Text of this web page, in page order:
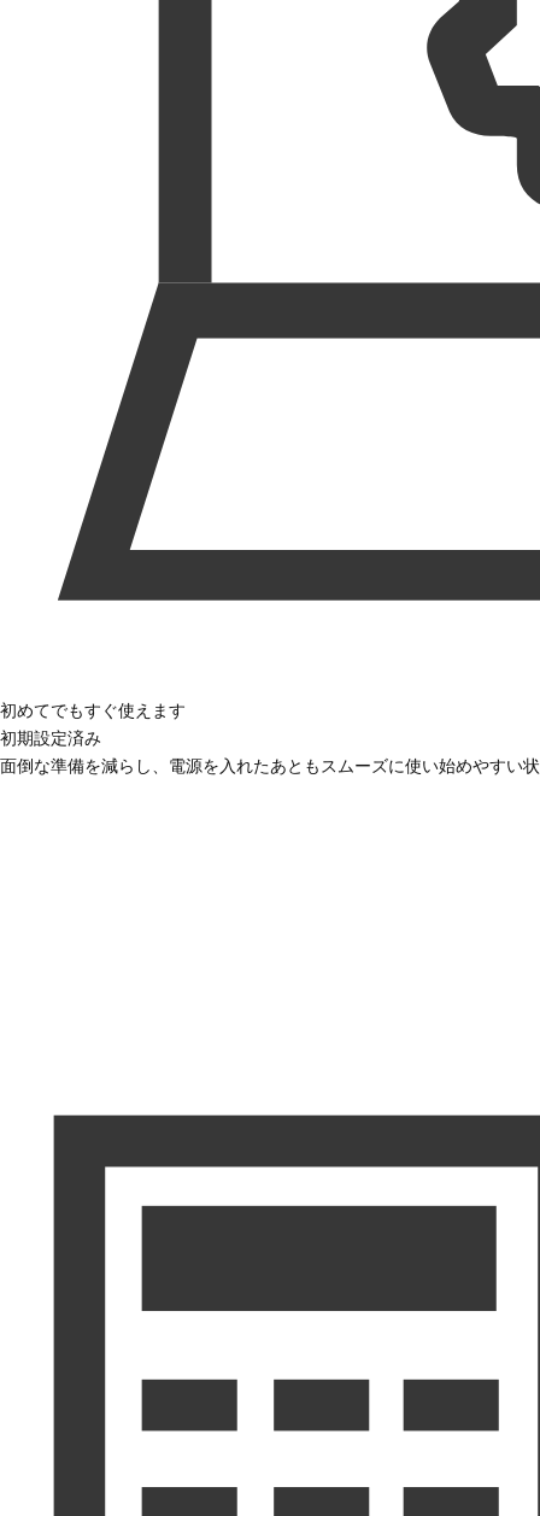
初めてでもすぐ使えます
初期設定済み
面倒な準備を減らし、電源を入れたあともスムーズに使い始めやすい